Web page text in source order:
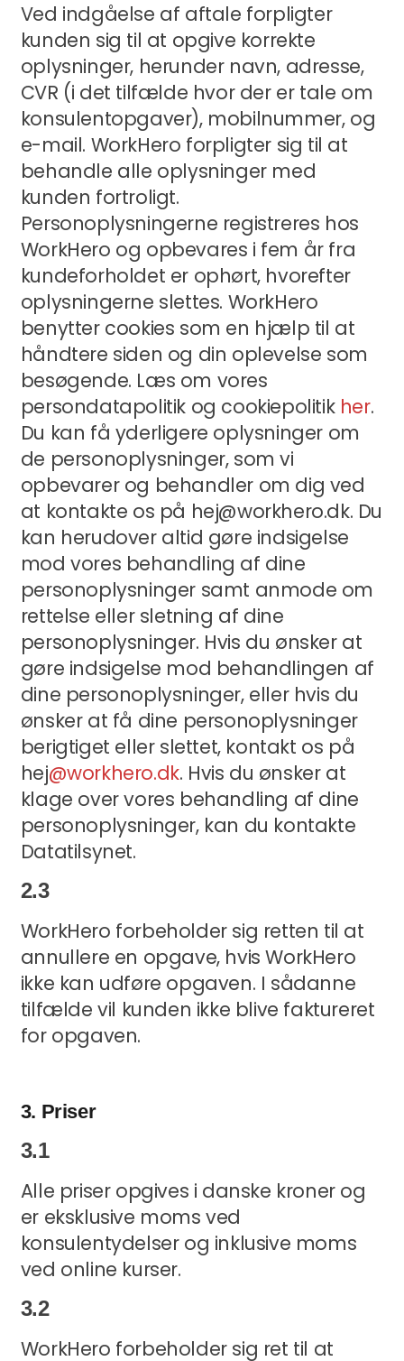
Ved indgåelse af aftale forpligter
kunden sig til at opgive korrekte
oplysninger, herunder navn, adresse,
CVR (i det tilfælde hvor der er tale om
konsulentopgaver), mobilnummer, og
e-mail. WorkHero forpligter sig til at
behandle alle oplysninger med
kunden fortroligt.
Personoplysningerne registreres hos
WorkHero og opbevares i fem år fra
kundeforholdet er ophørt, hvorefter
oplysningerne slettes. WorkHero
benytter cookies som en hjælp til at
håndtere siden og din oplevelse som
besøgende. Læs om vores
persondatapolitik og cookiepolitik her.
Du kan få yderligere oplysninger om
de personoplysninger, som vi
opbevarer og behandler om dig ved
at kontakte os på hej@workhero.dk. Du
kan herudover altid gøre indsigelse
mod vores behandling af dine
personoplysninger samt anmode om
rettelse eller sletning af dine
personoplysninger. Hvis du ønsker at
gøre indsigelse mod behandlingen af
dine personoplysninger, eller hvis du
ønsker at få dine personoplysninger
berigtiget eller slettet, kontakt os på
hej@workhero.dk. Hvis du ønsker at
klage over vores behandling af dine
personoplysninger, kan du kontakte
Datatilsynet.
2.3
WorkHero forbeholder sig retten til at
annullere en opgave, hvis WorkHero
ikke kan udføre opgaven. I sådanne
tilfælde vil kunden ikke blive faktureret
for opgaven.
3. Priser
3.1
Alle priser opgives i danske kroner og
er eksklusive moms ved
konsulentydelser og inklusive moms
ved online kurser.
3.2
WorkHero forbeholder sig ret til at